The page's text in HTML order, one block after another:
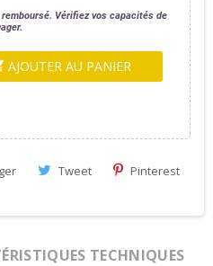
Vérifiez vos capacités de
AJOUTER AU PANIER
Tweet Pinterest
TECHNIQUES